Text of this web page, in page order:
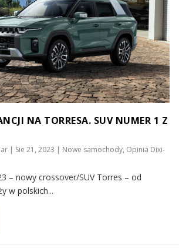
NA TORRESA. SUV NUMER 1 Z
| Sie 21, 2023 | Nowe samochody, Opinia Dixi-
– nowy crossover/SUV Torres – od
w polskich...